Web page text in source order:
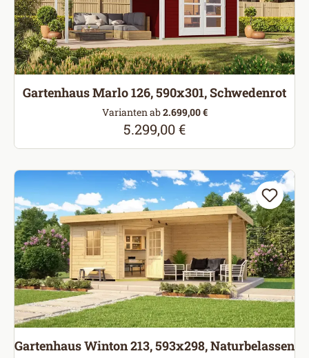
Gartenhaus Marlo 126, 590x301, Schwedenrot
Varianten ab2.699,00 €
Regulärer Preis:
5.299,00 €
Gartenhaus Winton 213, 593x298, Naturbelassen